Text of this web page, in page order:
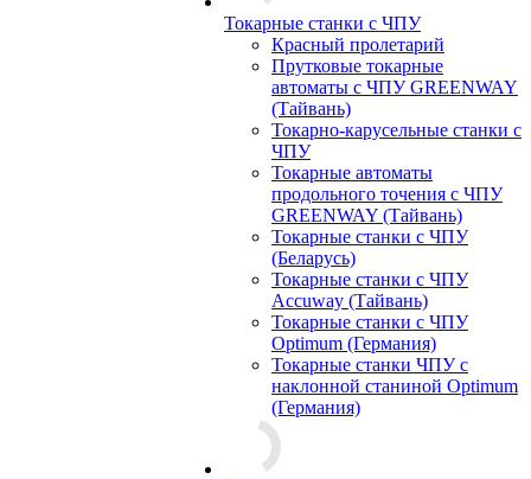
Токарные станки с ЧПУ
Красный пролетарий
Прутковые токарные
автоматы с ЧПУ GREENWAY
(Тайвань)
Токарно-карусельные станки с
ЧПУ
Токарные автоматы
продольного точения с ЧПУ
GREENWAY (Тайвань)
Токарные станки с ЧПУ
(Беларусь)
Токарные станки с ЧПУ
Accuway (Тайвань)
Токарные станки с ЧПУ
Optimum (Германия)
Токарные станки ЧПУ с
наклонной станиной Optimum
(Германия)